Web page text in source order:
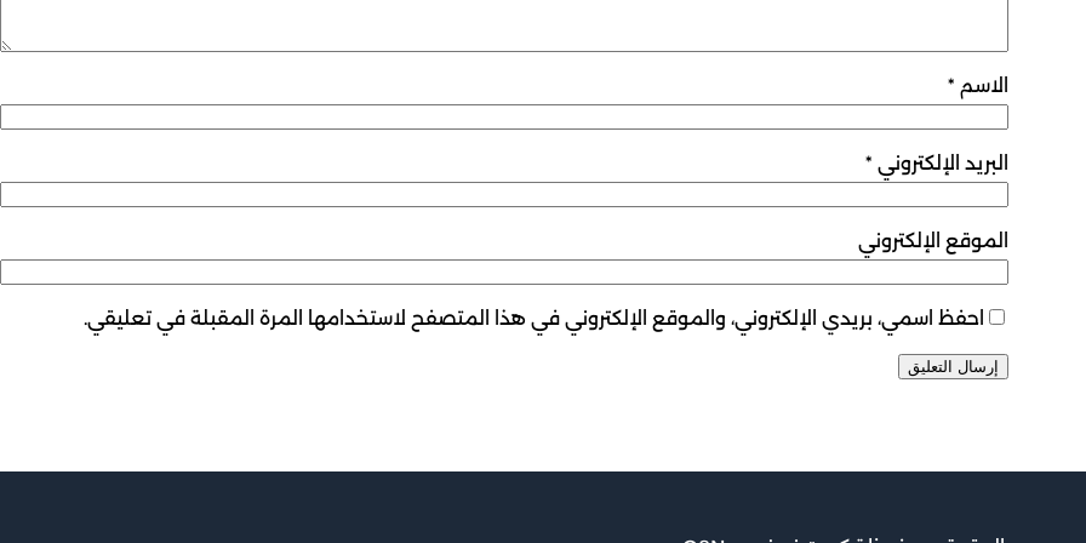
الاسم *
البريد الإلكتروني *
الموقع الإلكتروني
احفظ اسمي، بريدي الإلكتروني، والموقع الإلكتروني في هذا المتصفح لاستخدامها المرة المقبلة في تعليقي.